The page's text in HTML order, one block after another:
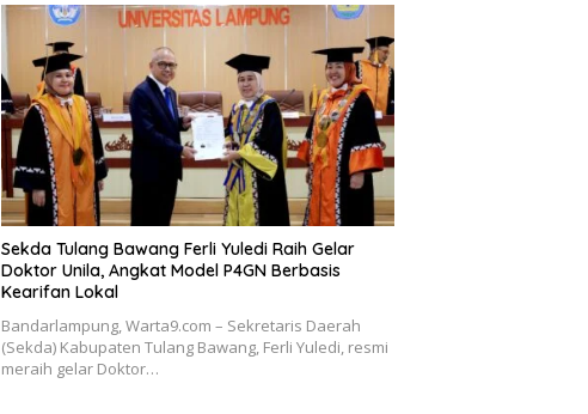
Sekda Tulang Bawang Ferli Yuledi Raih Gelar
Doktor Unila, Angkat Model P4GN Berbasis
Kearifan Lokal
Bandarlampung, Warta9.com – Sekretaris Daerah
(Sekda) Kabupaten Tulang Bawang, Ferli Yuledi, resmi
meraih gelar Doktor…